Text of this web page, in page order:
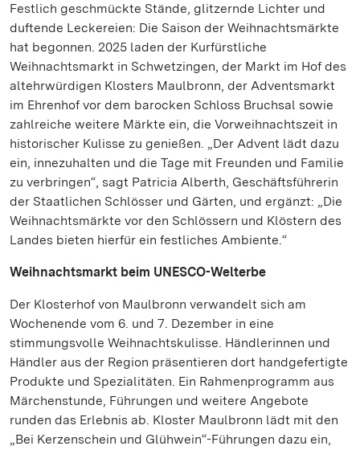
Festlich geschmückte Stände, glitzernde Lichter und
duftende Leckereien: Die Saison der Weihnachtsmärkte
hat begonnen. 2025 laden der Kurfürstliche
Weihnachtsmarkt in Schwetzingen, der Markt im Hof des
altehrwürdigen Klosters Maulbronn, der Adventsmarkt
im Ehrenhof vor dem barocken Schloss Bruchsal sowie
zahlreiche weitere Märkte ein, die Vorweihnachtszeit in
historischer Kulisse zu genießen. „Der Advent lädt dazu
ein, innezuhalten und die Tage mit Freunden und Familie
zu verbringen“, sagt Patricia Alberth, Geschäftsführerin
der Staatlichen Schlösser und Gärten, und ergänzt: „Die
Weihnachtsmärkte vor den Schlössern und Klöstern des
Landes bieten hierfür ein festliches Ambiente.“
Weihnachtsmarkt beim UNESCO-Welterbe
Der Klosterhof von Maulbronn verwandelt sich am
Wochenende vom 6. und 7. Dezember in eine
stimmungsvolle Weihnachtskulisse. Händlerinnen und
Händler aus der Region präsentieren dort handgefertigte
Produkte und Spezialitäten. Ein Rahmenprogramm aus
Märchenstunde, Führungen und weitere Angebote
runden das Erlebnis ab. Kloster Maulbronn lädt mit den
„Bei Kerzenschein und Glühwein“-Führungen dazu ein,